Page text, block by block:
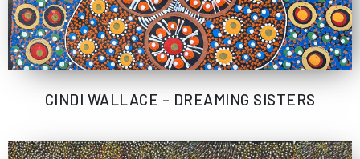
CINDI WALLACE – DREAMING SISTERS